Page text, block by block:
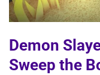
Demon
Sweep the